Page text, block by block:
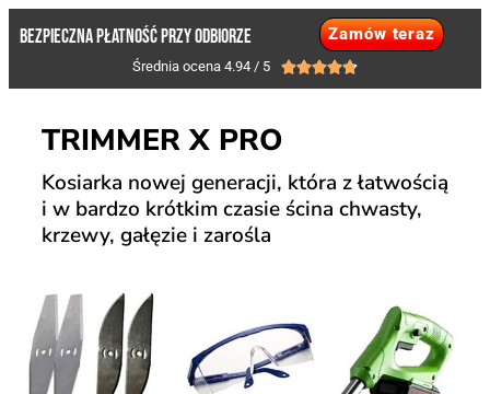
BEZPIECZNA PŁATNOŚĆ PRZY ODBIORZE Zamów teraz
Średnia ocena 4.94 / 5 
TRIMMER X PRO
Kosiarka nowej generacji, która z łatwością
i w bardzo krótkim czasie ścina chwasty,
krzewy, gałęzie i zarośla